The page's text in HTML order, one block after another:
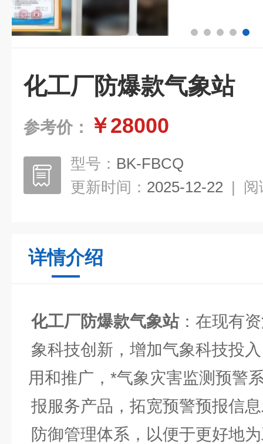
化工厂防爆款气象站
参考价： ￥28000
型号： BK-FBCQ
更新时间： 2025-12-22 | 阅
详情介绍
化工厂防爆款气象站：在现有
象科技创新，增加气象科技投
用和推广，*气象灾害监测预警
报服务产品，拓宽预警预报信
防御管理体系，以便于更好地